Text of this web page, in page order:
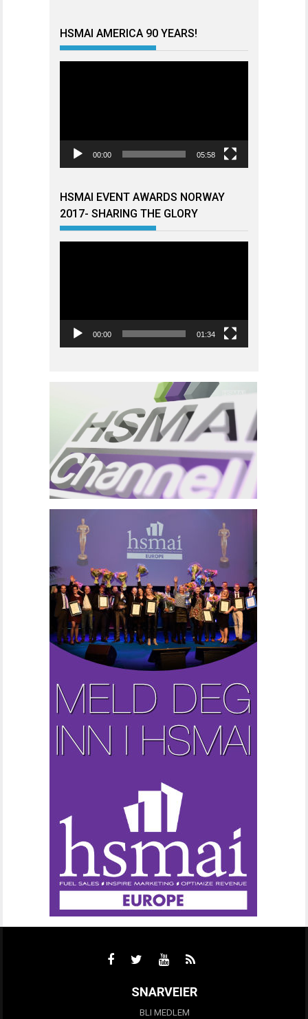
HSMAI AMERICA 90 YEARS!
00:00 05:58
HSMAI EVENT AWARDS NORWAY
2017- SHARING THE GLORY
00:00 01:34
SNARVEIER
BLI MEDLEM